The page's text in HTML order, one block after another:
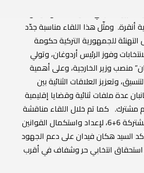
التركي السيد “هاكان فيدان”،
أنقرة. ومثّل هذا اللقاء مناسبة جدّد
التهنئة للجمهورية التركية حكومة
وفوز الرئيس أردوغان، وتولي
منصب وزير الخارجية، وعلى أهمية
وتعزيز العلاقات الثنائية بين
عدة ملفات ثنائية وقضايا إقليمية
مشترك. كما تم خلال اللقاء مناقشة
مخرجات اللجنة المشتركة 6+6، لإعداد واستكمال القوانين
أكد السيد هكان فيدان على دعم الجهود
استحقاق انتخابي حر وشفاف في أقرب